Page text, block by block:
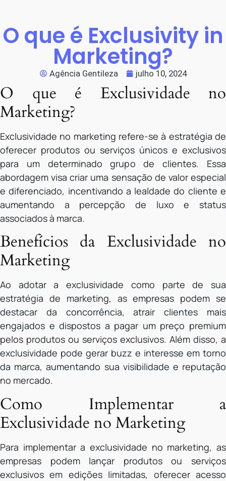
O que é Exclusivity in
Marketing?
Agência Gentileza julho 10, 2024
O que é Exclusividade no
Marketing?
Exclusividade no marketing refere-se à estratégia de
oferecer produtos ou serviços únicos e exclusivos
para um determinado grupo de clientes. Essa
abordagem visa criar uma sensação de valor especial
e diferenciado, incentivando a lealdade do cliente e
aumentando a percepção de luxo e status
associados à marca.
Benefícios da Exclusividade no
Marketing
Ao adotar a exclusividade como parte de sua
estratégia de marketing, as empresas podem se
destacar da concorrência, atrair clientes mais
engajados e dispostos a pagar um preço premium
pelos produtos ou serviços exclusivos. Além disso, a
exclusividade pode gerar buzz e interesse em torno
da marca, aumentando sua visibilidade e reputação
no mercado.
Como Implementar a
Exclusividade no Marketing
Para implementar a exclusividade no marketing, as
empresas podem lançar produtos ou serviços
exclusivos em edições limitadas, oferecer acesso